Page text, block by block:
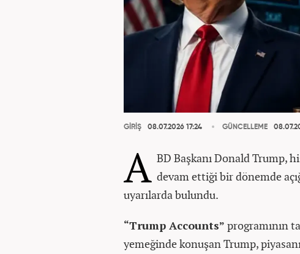
GİRİŞ 08.07.2026 17:24 GÜNCELLEME
A BD Başkanı Donald Trump,
devam ettiği bir dönemde
uyarılarda bulundu.
“Trump Accounts” programının
yemeğinde konuşan Trump,